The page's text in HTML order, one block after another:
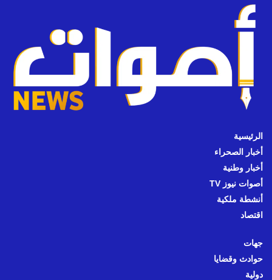
الرئيسية
أخبار الصحراء
أخبار وطنية
أصوات نيوز TV
أنشطة ملكية
اقتصاد
جهات
حوادث وقضايا
دولية